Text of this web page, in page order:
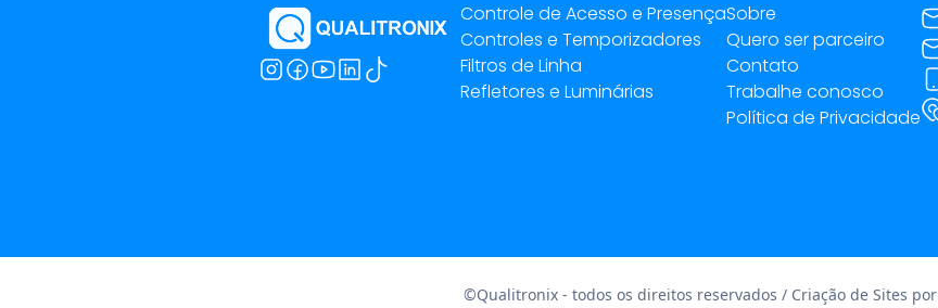
Controle de Acesso e Presença
Controles e Temporizadores
Filtros de Linha
Refletores e Luminárias
Sobre
Quero ser parceiro
Contato
Trabalhe conosco
Política de Privacidade
©Qualitronix - todos os direitos reservados / Criação de Sites por